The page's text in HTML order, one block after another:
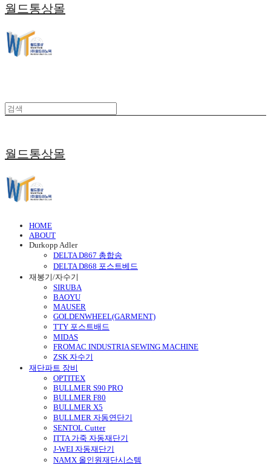
월드통상몰
월드통상몰
HOME
ABOUT
Durkopp Adler
DELTA D867 총합송
DELTA D868 포스트베드
재봉기/자수기
SIRUBA
BAOYU
MAUSER
GOLDENWHEEL(GARMENT)
TTY 포스트배드
MIDAS
FROMAC INDUSTRIA SEWING MACHINE
ZSK 자수기
재단파트 장비
OPTITEX
BULLMER S90 PRO
BULLMER F80
BULLMER X5
BULLMER 자동연단기
SENTOL Cutter
ITTA 가죽 자동재단기
J-WEI 자동재단기
NAMX 올인원재단시스템